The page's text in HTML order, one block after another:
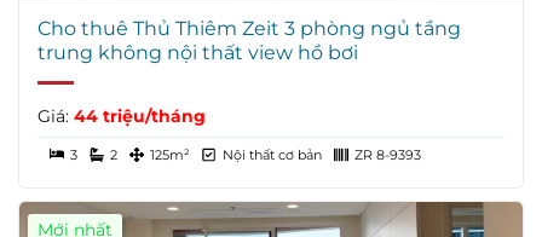
Cho thuê Thủ Thiêm Zeit 3 phòng ngủ tầng
trung không nội thất view hồ bơi
Giá: 44 triệu/tháng
3 2 125m² Nội thất cơ bản ZR 8-9393
Mới nhất Giá Tốt